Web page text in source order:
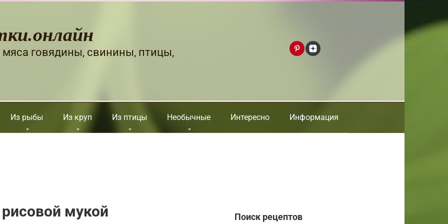
мяса говядины, свинины, птицы,
Из рыбы Из круп Из птицы Необычные Интересно Информация
мукой Поиск рецептов